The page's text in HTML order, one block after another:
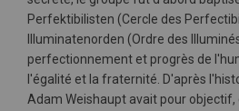
Perfektibilisten (Cercle des
Illuminatenorden (Ordre des
perfectionnement et progrès de
l'égalité et la fraternité. D'après
Adam Weishaupt avait pour